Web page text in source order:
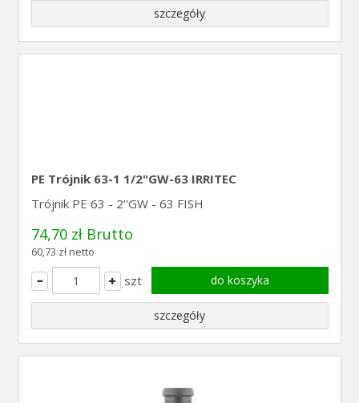
szczegóły
PE Trójnik 63-1 1/2"GW-63 IRRITEC
Trójnik PE 63 - 2''GW - 63 FISH
74,70 zł Brutto
60,73 zł netto
szt do koszyka
szczegóły